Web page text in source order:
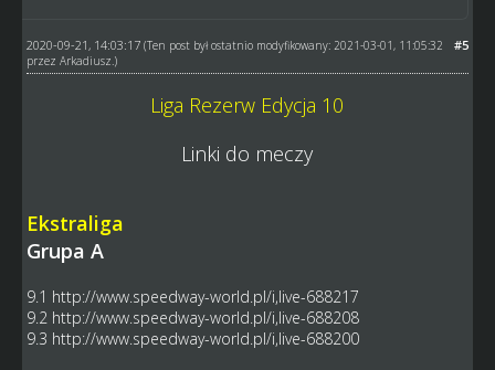
#5
2020-09-21, 14:03:17 (Ten post był ostatnio modyfikowany: 2021-03-01, 11:05:32
przez Arkadiusz .)
Liga Rezerw Edycja 10
Linki do meczy
Ekstraliga
Grupa A
9.1 http://www.speedway-world.pl/i,live-688217
9.2 http://www.speedway-world.pl/i,live-688208
9.3 http://www.speedway-world.pl/i,live-688200